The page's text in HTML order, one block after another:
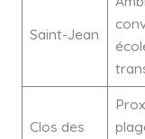
Saint-Jean
Clos des